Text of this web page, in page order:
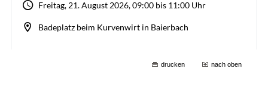
drucken nach oben